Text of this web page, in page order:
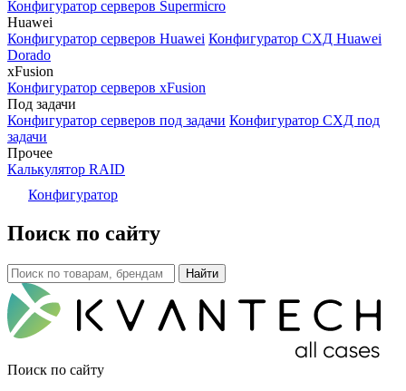
Конфигуратор серверов Supermicro
Huawei
Конфигуратор серверов Huawei Конфигуратор СХД Huawei
Dorado
xFusion
Конфигуратор серверов xFusion
Под задачи
Конфигуратор серверов под задачи Конфигуратор СХД под
задачи
Прочее
Калькулятор RAID
Конфигуратор
Поиск по сайту
Поиск по сайту